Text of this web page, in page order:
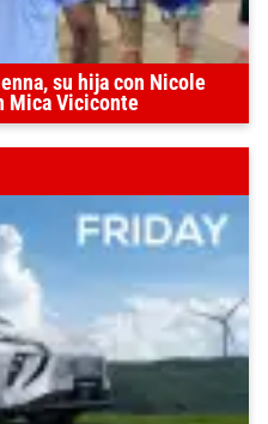
su hija con Nicole
Mica Viciconte